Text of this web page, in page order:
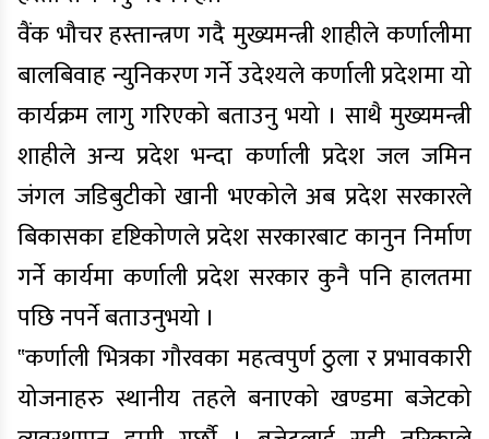
वैंक भौचर हस्तान्त्रण गदै मुख्यमन्त्री शाहीले कर्णालीमा
बालबिवाह न्युनिकरण गर्ने उदेश्यले कर्णाली प्रदेशमा यो
कार्यक्रम लागु गरिएको बताउनु भयो । साथै मुख्यमन्त्री
शाहीले अन्य प्रदेश भन्दा कर्णाली प्रदेश जल जमिन
जंगल जडिबुटीको खानी भएकोले अब प्रदेश सरकारले
बिकासका दृष्टिकोणले प्रदेश सरकारबाट कानुन निर्माण
गर्ने कार्यमा कर्णाली प्रदेश सरकार कुनै पनि हालतमा
पछि नपर्ने बताउनुभयो ।
‟कर्णाली भित्रका गौरवका महत्वपुर्ण ठुला र प्रभावकारी
योजनाहरु स्थानीय तहले बनाएको खण्डमा बजेटको